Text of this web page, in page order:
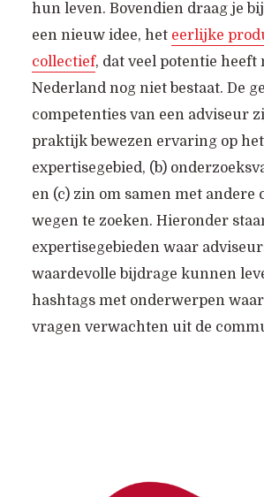
hun leven. Bovendien draag je
een nieuw idee, het eerlijke
collectief, dat veel potentie heeft
Nederland nog niet bestaat. De
competenties van een adviseur
praktijk bewezen ervaring op het
expertisegebied, (b)
en (c) zin om samen met andere
wegen te zoeken. Hieronder
expertisegebieden waar
waardevolle bijdrage kunnen
hashtags met onderwerpen
vragen verwachten uit de